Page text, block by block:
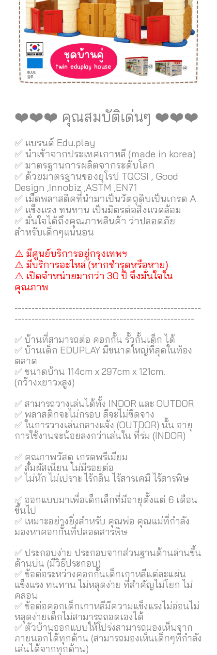
❤️❤️❤️ คุณสมบัติเด่นๆ ❤️❤️❤️
✅ แบรนด์ Edu.play
✅ นำเข้าจากประเทศเกาหลี (made in korea)
✅ มาตรฐานการผลิตจากระดับโลก
✅ ด้วยมาตรฐานของยุโรป TQCSI , Good
Design ,Innobiz ,ASTM ,EN71
✅ เม็ดพลาสติคที่นำมาเป็นวัตถุดิบเป็นเกรด A
✅ แข็งแรง ทนทาน เป็นมิตรต่อสิ่งแวดล้อม
✅ มั่นใจได้ถึงคุณภาพสินค้า ว่าปลอดภัย
สำหรับเด็กๆแน่นอน
⚠️ มีศูนย์บริการอยู่กรุงเทพฯ
⚠️ มีบริการอะไหล่ (หากชำรุดหรือหาย)
⚠️ เปิดจำหน่ายมากว่า 30 ปี จึงมั่นใจใน
คุณภาพ
-------------------------------------------------------
-----------------------------------------------------
✅ บ้านที่สามารถต่อ คอกกั้น รั้วกั้นเด็ก ได้
✅ บ้านเด็ก EDUPLAY มีขนาดใหญ่ที่สุดในท้อง
ตลาด
✅ ขนาดบ้าน 114cm x 297cm x 121cm.
(กว้างxยาวxสูง)
✅ สามารถวางเล่นได้ทั้ง INDOR และ OUTDOR
✅ พลาสติกจะไม่กรอบ สีจะไม่ซีดจาง
✅ ในการวางเล่นกลางแจ้ง (OUTDOR) นั้น อายุ
การใช้งานจะน้อยลงกว่าเล่นใน ที่ร่ม (INDOR)
✅ คุณภาพวัสดุ เกรดพรีเมียม
✅ สัมผัสเนียน ไม่มีรอยต่อ
✅ ไม่หัก ไม่เปราะ ไร้กลิ่น ไร้สารเคมี ไร้สารพิษ
✅ ออกแบบมาเพื่อเด็กเล็กที่มีอายุตั้งแต่ 6 เดือน
ขึ้นไป
✅ เหมาะอย่างยิ่งสำหรับ คุณพ่อ คุณแม่ที่กำลัง
มองหาคอกกั้นที่ปลอดสารพิษ
✅ ประกอบง่าย ประกอบจากส่วนฐานด้านล่านขึ้น
ด้านบ่น (มีวิธีประกอบ)
✅ ข้อต่อระหว่างคอกกั้นเด็กเกาหลีแต่ละแผ่น
แข็งแรง ทนทาน ไม่หลุดง่าย ที่สำคัญไม่โยก ไม่
คลอน
✅ ข้อต่อคอกเด็กเกาหลีมีความแข็งแรงไม่อ่อนไม่
หลุดง่ายเด็กไม่สามารถถอดเองได้
✅ ตัวบ้านออกแบบให้โปร่งสามารถมองเห็นจาก
ภายนอกได้ทุกด้าน (สามารถมองเห็นเด็กๆที่กำลัง
เล่นได้จากทุกด้าน)